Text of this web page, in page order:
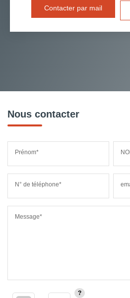
Contacter par mail
Nous contacter
Prénom*
N° de téléphone*
Message*